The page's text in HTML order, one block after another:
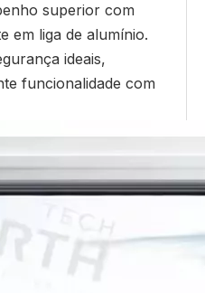
superior com
em liga de alumínio.
ideais,
funcionalidade com